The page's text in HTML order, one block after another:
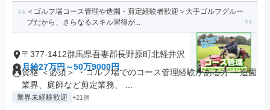
＜ゴルフ場コース管理や造園・剪定経験者歓迎＞大手ゴルフグルー
プだから、さらなるスキル習得が...
〒377-1412群馬県吾妻郡長野原町北軽井沢
月給27万円～50万9000円
資格 ＜必須＞ ・ゴルフ場でのコース管理経験がある方 ・造園
業界、庭師など剪定業務、 ...
業界未経験歓迎 +21個